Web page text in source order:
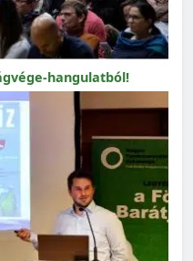
hangulatból!